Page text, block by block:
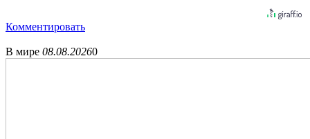
Комментировать
В мире 08.08.20260